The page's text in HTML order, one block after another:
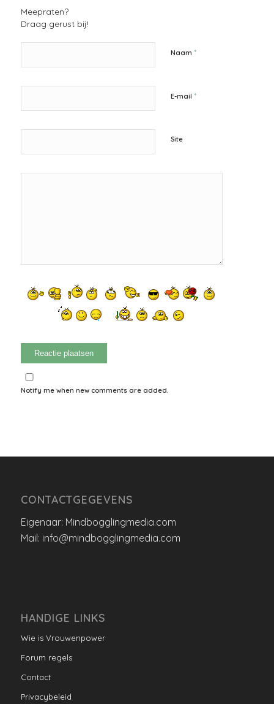
Meepraten?
Draag gerust bij!
Naam *
E-mail *
Site
Notify me when new comments are added.
CONTACTGEGEVENS
Eigenaar: Mindbogglingmedia.com
Mail: info@mindbogglingmedia.com
HANDIGE LINKS
Wie is Vrouwenpower
Forum regels
Contact
Privacybeleid